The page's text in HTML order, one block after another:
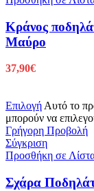
Κράνος
Μαύρο
37,90€
ΕπιλογήΑυτό το
μπορούν να
Γρήγορη Προβολή
Σύγκριση
Προσθήκη σε
Σχάρα